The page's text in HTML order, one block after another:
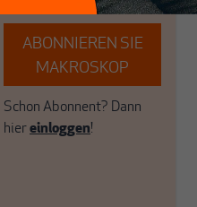
ABONNIEREN SIE
MAKROSKOP
Schon Abonnent? Dann
hiereinloggen!